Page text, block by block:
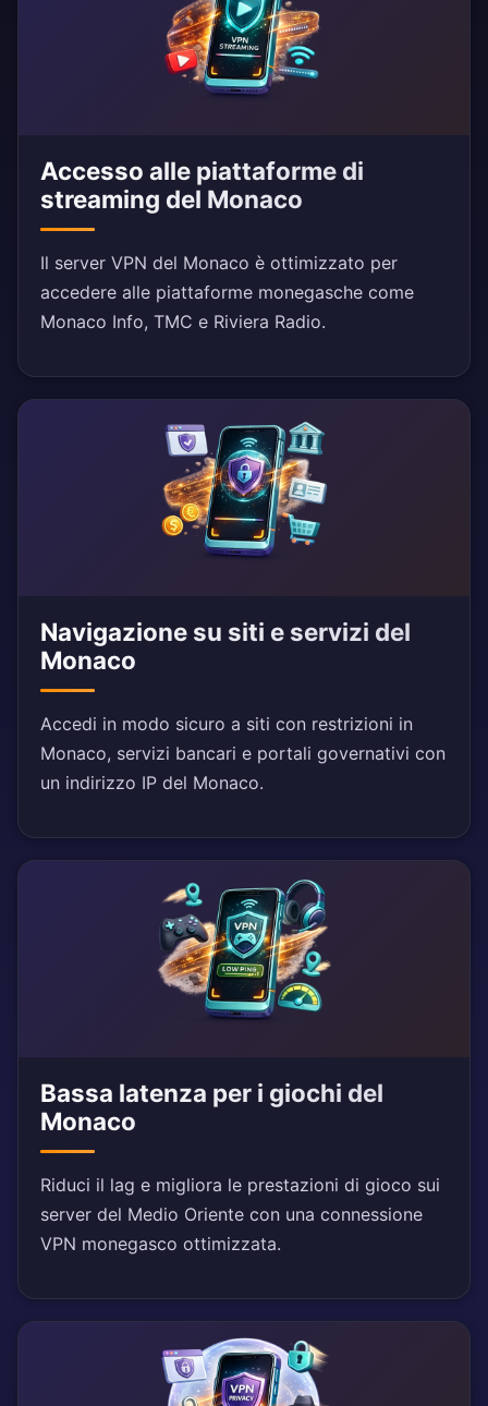
Accesso alle piattaforme di
streaming del Monaco
Il server VPN del Monaco è ottimizzato per
accedere alle piattaforme monegasche come
Monaco Info, TMC e Riviera Radio.
Navigazione su siti e servizi del
Monaco
Accedi in modo sicuro a siti con restrizioni in
Monaco, servizi bancari e portali governativi con
un indirizzo IP del Monaco.
Bassa latenza per i giochi del
Monaco
Riduci il lag e migliora le prestazioni di gioco sui
server del Medio Oriente con una connessione
VPN monegasco ottimizzata.